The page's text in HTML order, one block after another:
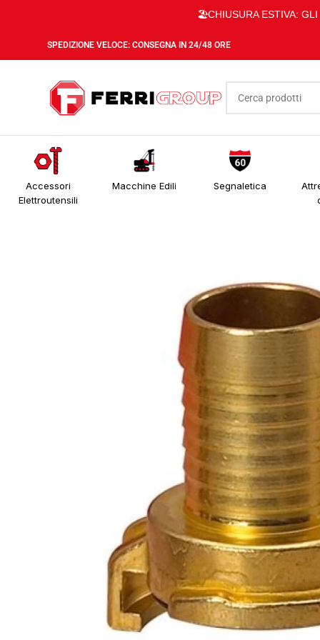
🏖️CHIUSURA ESTIVA: GLI
SPEDIZIONE VELOCE: CONSEGNA IN 24/48 ORE
Accessori
Elettroutensili
Macchine Edili Segnaletica